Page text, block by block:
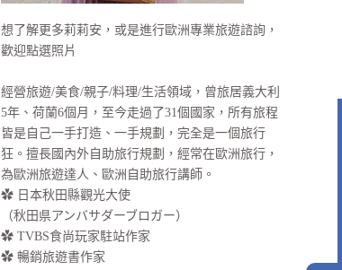
想了解更多莉莉安，或是進行歐洲專業旅遊諮詢，
歡迎點選照片
經營旅遊/美食/親子/料理/生活領域，曾旅居義大利
5年、荷蘭6個月，至今走過了31個國家，所有旅程
皆是自己一手打造、一手規劃，完全是一個旅行
狂。擅長國內外自助旅行規劃，經常在歐洲旅行，
為歐洲旅遊達人、歐洲自助旅行講師。
✿ 日本秋田縣觀光大使
（秋田県アンバサダーブロガー）
✿ TVBS食尚玩家駐站作家
✿ 暢銷旅遊書作家